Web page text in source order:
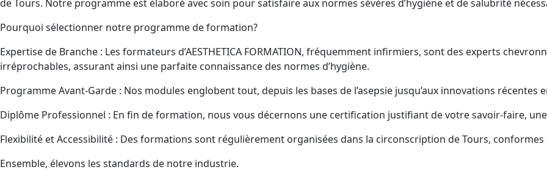
de Tours. Notre programme est élaboré avec soin pour satisfaire aux normes sévères d’hygiène et de salubrité
Pourquoi sélectionner notre programme de formation?
Expertise de Branche : Les formateurs d’AESTHETICA FORMATION, fréquemment infirmiers, sont des experts
irréprochables, assurant ainsi une parfaite connaissance des normes d’hygiène.
Programme Avant-Garde : Nos modules englobent tout, depuis les bases de l’asepsie jusqu’aux innovations
Diplôme Professionnel : En fin de formation, nous vous décernons une certification justifiant de votre savoir-faire,
Flexibilité et Accessibilité : Des formations sont régulièrement organisées dans la circonscription de Tours,
Ensemble, élevons les standards de notre industrie.